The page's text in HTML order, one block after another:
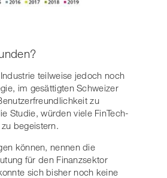
teilweise jedoch noch
im gesättigten Schweizer
zu
Studie, würden viele FinTech-
begeistern.
können, nennen die
für den Finanzsektor
sich bisher noch keine